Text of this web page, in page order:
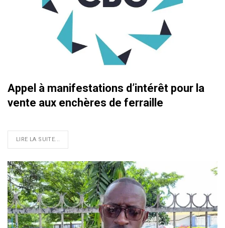
Appel à manifestations d’intérêt pour la
vente aux enchères de ferraille
LIRE LA SUITE...